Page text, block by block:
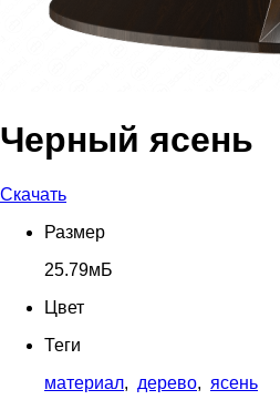
Черный ясень
Скачать
Размер
25.79мБ
Цвет
Теги
материал, дерево, ясень